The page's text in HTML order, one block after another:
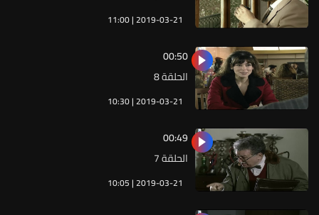
11:00 | 2019-03-21
10:30 | 2019-03-21
الحلقة 8
00:50
10:05 | 2019-03-21
الحلقة 7
00:49